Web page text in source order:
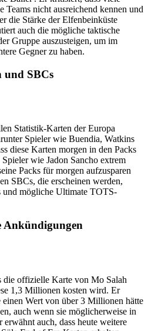
Teams nicht ausreichend kennen und
die Stärke der Elfenbeinküste
auch die mögliche taktische
Gruppe auszusteigen, um im
Gegner zu haben.
und SBCs
Statistik-Karten der Europa
Spieler wie Buendia, Watkins
diese Karten morgen in den Packs
wie Jadon Sancho extrem
Packs für morgen aufzusparen
SBCs, die erscheinen werden,
und mögliche Ultimate TOTS-
Ankündigungen
die offizielle Karte von Mo Salah
1,3 Millionen kosten wird. Er
einen Wert von über 3 Millionen hätte
auch wenn sie möglicherweise in
auch, dass heute weitere